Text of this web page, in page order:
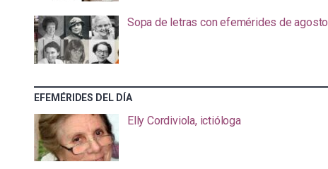
Sopa de letras con efemérides de agosto
EFEMÉRIDES DEL DÍA
Elly Cordiviola, ictióloga